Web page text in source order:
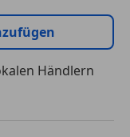
Händlern